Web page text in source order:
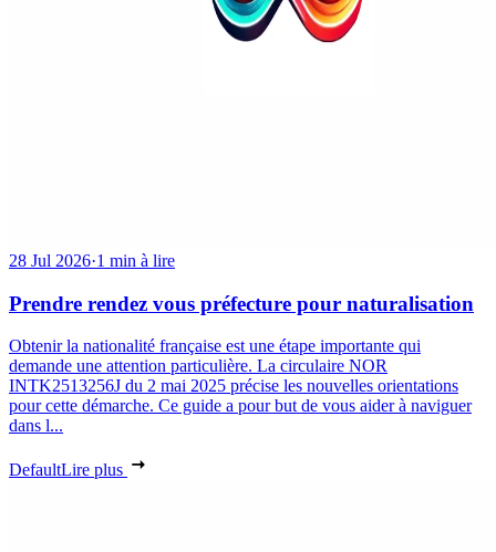
28 Jul 2026·1 min à lire
Prendre rendez vous préfecture pour naturalisation
Obtenir la nationalité française est une étape importante qui
demande une attention particulière. La circulaire NOR
INTK2513256J du 2 mai 2025 précise les nouvelles orientations
pour cette démarche. Ce guide a pour but de vous aider à naviguer
dans l...
DefaultLire plus